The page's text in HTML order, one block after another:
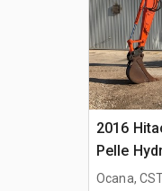
2016
Pelle
Chenilles
Ocana,